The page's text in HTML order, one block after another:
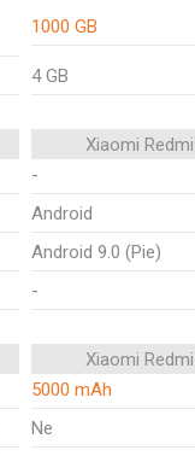
1000 GB
4 GB
Xiaomi
-
Android
Android 9.0 (Pie)
-
Xiaomi
5000 mAh
Ne